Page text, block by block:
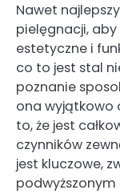
Nawet
pielęgnacji,
estetyczne i
co to jest stal
poznanie
ona wyjątkowo
to, że jest
czynników
jest kluczowe,
podwyższonym